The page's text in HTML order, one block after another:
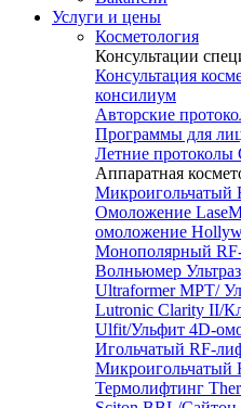
Услуги и цены
Косметология
Консультации
Консультация
консилиум
Авторские
Программы для
Летние
Аппаратная
Микроигольчатый
Омоложение
омоложение
Монополярный
Волньюмер
Ultraformer MPT/
Lutronic Clarity II/
Ulfit/Ульфит 4D-
Игольчатый RF-
Микроигольчатый
Термолифтинг